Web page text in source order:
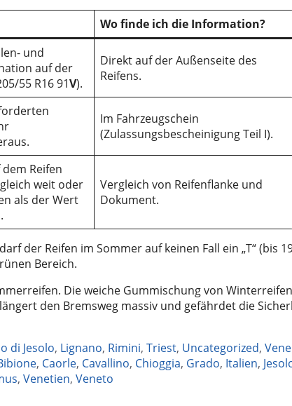
Wo finde ich die Information?
und
auf der
55 R16 91V).
Direkt auf der Außenseite des
Reifens.
Im Fahrzeugschein
(Zulassungsbescheinigung Teil I).
Reifen
weit oder
als der Wert
Vergleich von Reifenflanke und
Dokument.
der Reifen im Sommer auf keinen Fall ein „T“ (bis
Bereich.
Die weiche Gummischung von
den Bremsweg massiv und gefährdet die
di Jesolo, Lignano, Rimini, Triest, Uncategorized,
, Caorle, Cavallino, Chioggia, Grado, Italien,
, Venetien, Veneto